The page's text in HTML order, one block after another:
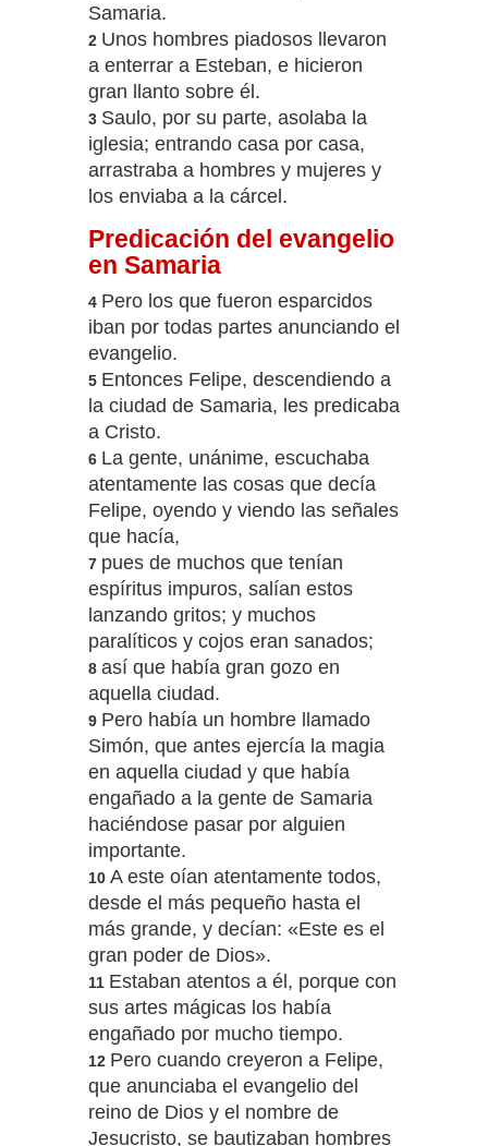
Samaria.
2 Unos hombres piadosos llevaron
a enterrar a Esteban, e hicieron
gran llanto sobre él.
3 Saulo, por su parte, asolaba la
iglesia; entrando casa por casa,
arrastraba a hombres y mujeres y
los enviaba a la cárcel.
Predicación del evangelio
en Samaria
4 Pero los que fueron esparcidos
iban por todas partes anunciando el
evangelio.
5 Entonces Felipe, descendiendo a
la ciudad de Samaria, les predicaba
a Cristo.
6 La gente, unánime, escuchaba
atentamente las cosas que decía
Felipe, oyendo y viendo las señales
que hacía,
7 pues de muchos que tenían
espíritus impuros, salían estos
lanzando gritos; y muchos
paralíticos y cojos eran sanados;
8 así que había gran gozo en
aquella ciudad.
9 Pero había un hombre llamado
Simón, que antes ejercía la magia
en aquella ciudad y que había
engañado a la gente de Samaria
haciéndose pasar por alguien
importante.
10 A este oían atentamente todos,
desde el más pequeño hasta el
más grande, y decían: «Este es el
gran poder de Dios».
11 Estaban atentos a él, porque con
sus artes mágicas los había
engañado por mucho tiempo.
12 Pero cuando creyeron a Felipe,
que anunciaba el evangelio del
reino de Dios y el nombre de
Jesucristo, se bautizaban hombres